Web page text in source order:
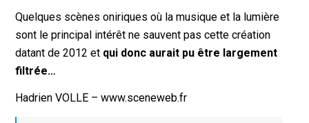
Quelques scènes oniriques où la musique et la lumière
sont le principal intérêt ne sauvent pas cette création
datant de 2012 et qui donc aurait pu être largement
filtrée…
Hadrien VOLLE – www.sceneweb.fr